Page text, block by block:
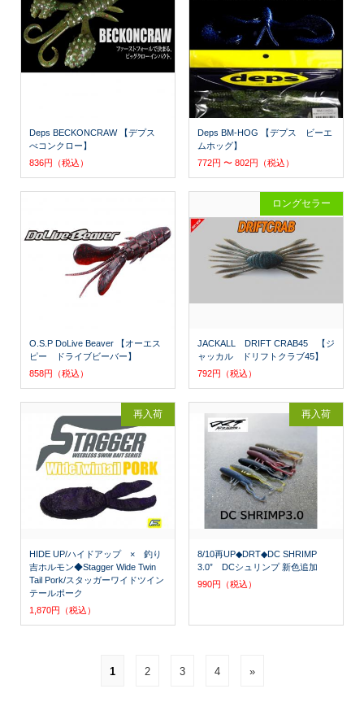
Deps BECKONCRAW 【デプス
べコンクロー】
836円（税込）
Deps BM-HOG 【デプス ビーエ
ムホッグ】
772円 〜 802円（税込）
O.S.P DoLive Beaver 【オーエス
ピー ドライブビーバー】
858円（税込）
JACKALL DRIFT CRAB45 【ジ
ャッカル ドリフトクラブ45】
792円（税込）
ロングセラー
HIDE UP/ハイドアップ × 釣り
吉ホルモン◆Stagger Wide Twin
Tail Pork/スタッガーワイドツイン
テールポーク
1,870円（税込）
再入荷
8/10再UP◆DRT◆DC SHRIMP
3.0” DCシュリンプ 新色追加
990円（税込）
再入荷
1 2 3 4 »